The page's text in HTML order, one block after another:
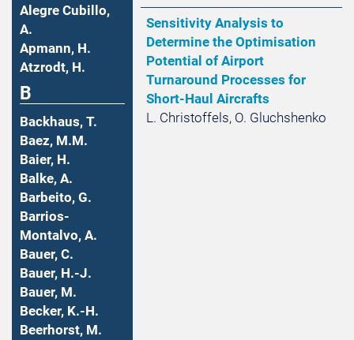
Alegre Cubillo,
A.
Apmann, H.
Atzrodt, H.
B
Backhaus, T.
Baez, M.M.
Baier, H.
Balke, A.
Barbeito, G.
Barrios-
Montalvo, A.
Bauer, C.
Bauer, H.-J.
Bauer, M.
Becker, K.-H.
Beerhorst, M.
Sensitivity Analysis to
Determine the Optimisation
Potential of Airport
Turnaround Processes for
Short-Haul Aircrafts
L. Christoffels, O. Gluchshenko